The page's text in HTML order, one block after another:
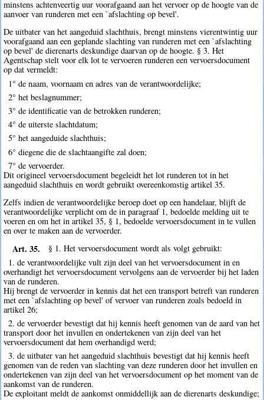
minstens achtenveertig uur voorafgaand aan het vervoer op de hoogte van de
aanvoer van runderen met een `afslachting op bevel'.
De uitbater van het aangeduid slachthuis, brengt minstens vierentwintig uur
voorafgaand aan een geplande slachting van runderen met een `afslachting
op bevel' de dierenarts deskundige daarvan op de hoogte. § 3. Het
Agentschap stelt voor elk lot te vervoeren runderen een vervoersdocument
op dat vermeldt:
1° de naam, voornaam en adres van de verantwoordelijke;
2° het beslagnummer;
3° de identificatie van de betrokken runderen;
4° de uiterste slachtdatum;
5° het aangeduide slachthuis;
6° diegene die de slachtaangifte zal doen;
7° de vervoerder.
Dit origineel vervoersdocument begeleidt het lot runderen tot in het
aangeduid slachthuis en wordt gebruikt overeenkomstig artikel 35.
Zelfs indien de verantwoordelijke beroep doet op een handelaar, blijft de
verantwoordelijke verplicht om de in paragraaf 1, bedoelde melding uit te
voeren en om het in artikel 35, § 1, bedoelde vervoersdocument in te vullen
en over te maken aan de vervoerder.
Art. 35.
§ 1. Het vervoersdocument wordt als volgt gebruikt:
1. de verantwoordelijke vult zijn deel van het vervoersdocument in en
overhandigt het vervoersdocument vervolgens aan de vervoerder bij het laden
van de runderen.
Hij brengt de vervoerder in kennis dat het een transport betreft van runderen
met een `afslachting op bevel' of vervoer van runderen zoals bedoeld in
artikel 26;
2. de vervoerder bevestigt dat hij kennis heeft genomen van de aard van het
transport door het invullen en ondertekenen van zijn deel van het
vervoersdocument dat hem overhandigd werd;
3. de uitbater van het aangeduid slachthuis bevestigt dat hij kennis heeft
genomen van de reden van slachting van deze runderen door het invullen en
ondertekenen van zijn deel van het vervoersdocument op het moment van de
aankomst van de runderen.
De exploitant meldt de aankomst onmiddellijk aan de dierenarts deskundige;